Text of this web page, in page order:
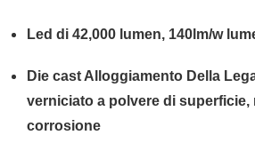
Led di 42,000 lumen, 140lm/w
Die cast Alloggiamento Della
verniciato a polvere di superficie,
corrosione